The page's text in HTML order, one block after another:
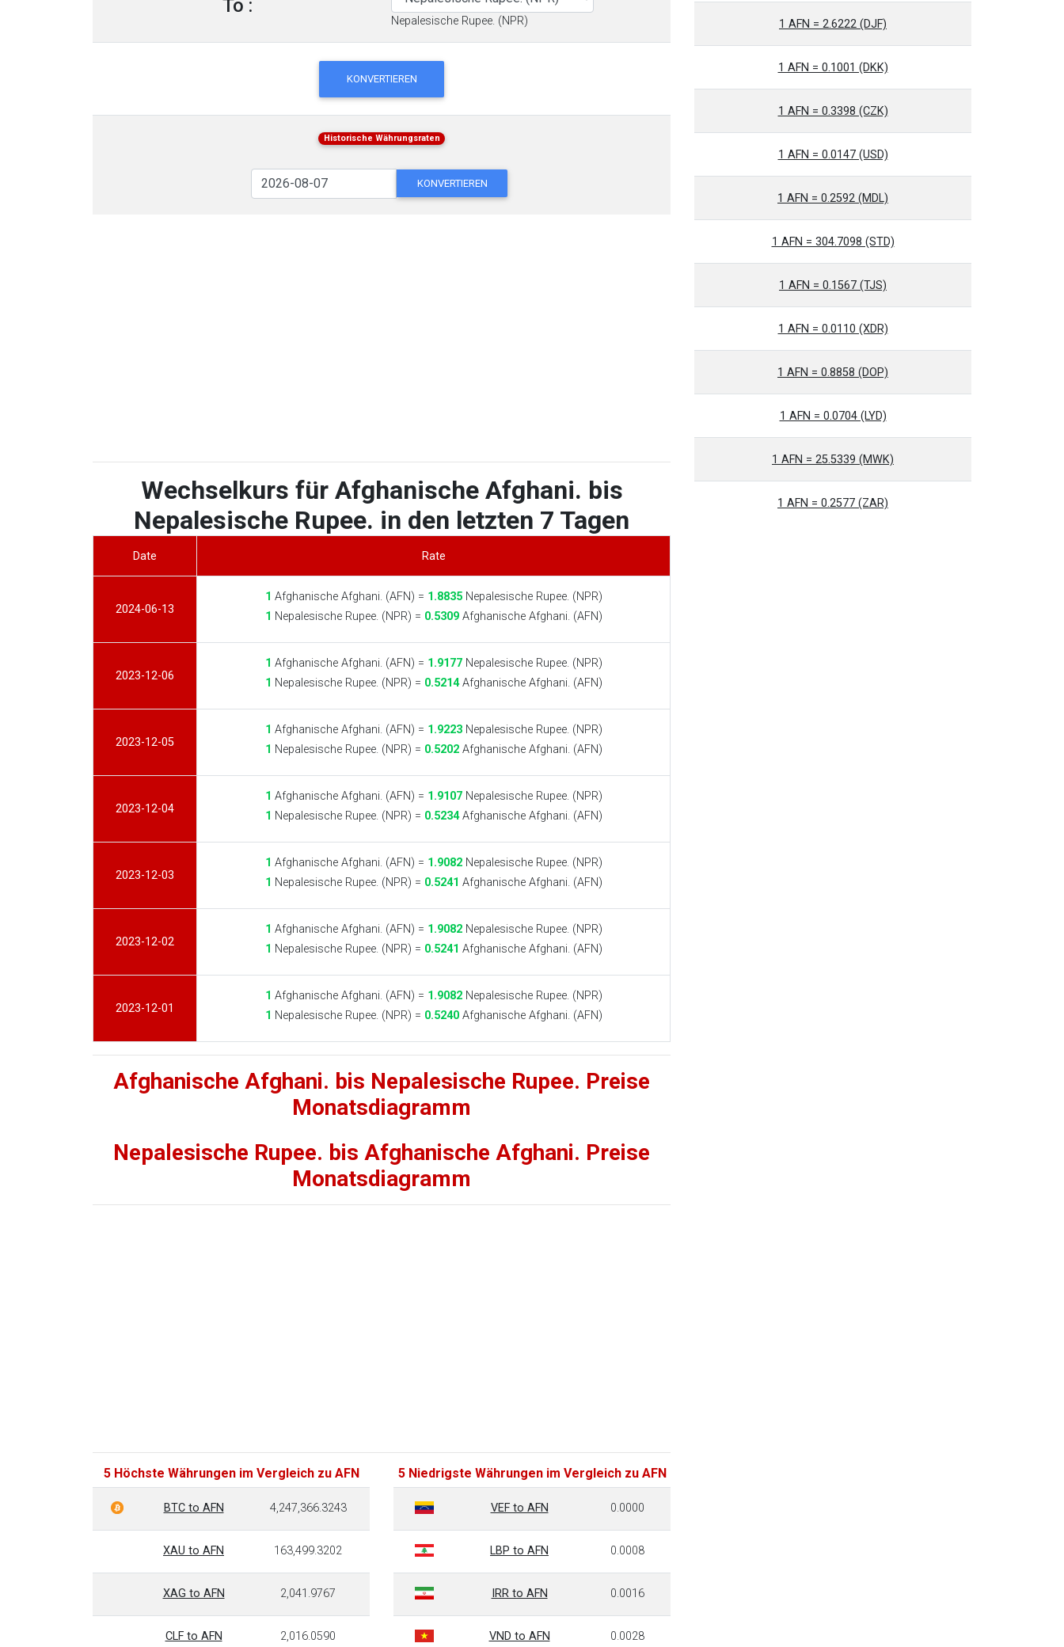
To :
Nepalesische Rupee. (NPR)
KONVERTIEREN
Historische Währungsraten
KONVERTIEREN
Wechselkurs für Afghanische Afghani. bis
Nepalesische Rupee. in den letzten 7 Tagen
Date Rate
2024-06-13
1 Afghanische Afghani. (AFN) = 1.8835Nepalesische Rupee. (NPR)
1 Nepalesische Rupee. (NPR) = 0.5309Afghanische Afghani. (AFN)
2023-12-06
1 Afghanische Afghani. (AFN) = 1.9177Nepalesische Rupee. (NPR)
1 Nepalesische Rupee. (NPR) = 0.5214Afghanische Afghani. (AFN)
2023-12-05
1 Afghanische Afghani. (AFN) = 1.9223Nepalesische Rupee. (NPR)
1 Nepalesische Rupee. (NPR) = 0.5202Afghanische Afghani. (AFN)
2023-12-04
1 Afghanische Afghani. (AFN) = 1.9107Nepalesische Rupee. (NPR)
1 Nepalesische Rupee. (NPR) = 0.5234Afghanische Afghani. (AFN)
2023-12-03
1 Afghanische Afghani. (AFN) = 1.9082Nepalesische Rupee. (NPR)
1 Nepalesische Rupee. (NPR) = 0.5241 Afghanische Afghani. (AFN)
2023-12-02
1 Afghanische Afghani. (AFN) = 1.9082Nepalesische Rupee. (NPR)
1 Nepalesische Rupee. (NPR) = 0.5241 Afghanische Afghani. (AFN)
2023-12-01
1 Afghanische Afghani. (AFN) = 1.9082Nepalesische Rupee. (NPR)
1 Nepalesische Rupee. (NPR) = 0.5240Afghanische Afghani. (AFN)
Afghanische Afghani. bis Nepalesische Rupee. Preise
Monatsdiagramm
Nepalesische Rupee. bis Afghanische Afghani. Preise
Monatsdiagramm
5 Höchste Währungen im Vergleich zu AFN
BTC to AFN 4,247,366.3243
XAU to AFN 163,499.3202
XAG to AFN 2,041.9767
CLF to AFN 2,016.0590
5 Niedrigste Währungen im Vergleich zu AFN
VEF to AFN 0.0000
LBP to AFN 0.0008
IRR to AFN 0.0016
VND to AFN 0.0028
1 AFN = 2.6222 (DJF)
1 AFN = 0.1001 (DKK)
1 AFN = 0.3398 (CZK)
1 AFN = 0.0147 (USD)
1 AFN = 0.2592 (MDL)
1 AFN = 304.7098 (STD)
1 AFN = 0.1567 (TJS)
1 AFN = 0.0110 (XDR)
1 AFN = 0.8858 (DOP)
1 AFN = 0.0704 (LYD)
1 AFN = 25.5339 (MWK)
1 AFN = 0.2577 (ZAR)